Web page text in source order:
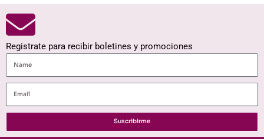
Registrate para recibir boletines y promociones
Suscribirme